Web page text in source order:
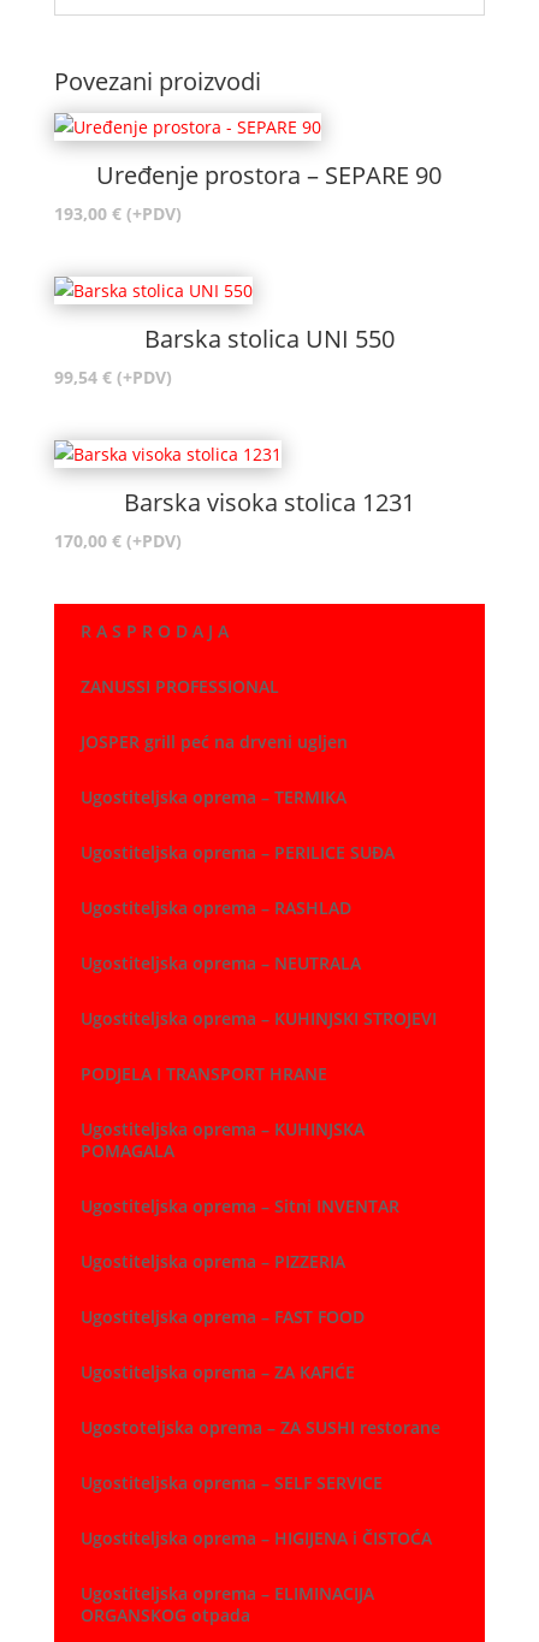
Povezani proizvodi
Uređenje prostora – SEPARE 90
193,00 € (+PDV)
Barska stolica UNI 550
99,54 € (+PDV)
Barska visoka stolica 1231
170,00 € (+PDV)
R A S P R O D A J A
ZANUSSI PROFESSIONAL
JOSPER grill peć na drveni ugljen
Ugostiteljska oprema – TERMIKA
Ugostiteljska oprema – PERILICE SUĐA
Ugostiteljska oprema – RASHLAD
Ugostiteljska oprema – NEUTRALA
Ugostiteljska oprema – KUHINJSKI STROJEVI
PODJELA I TRANSPORT HRANE
Ugostiteljska oprema – KUHINJSKA
POMAGALA
Ugostiteljska oprema – Sitni INVENTAR
Ugostiteljska oprema – PIZZERIA
Ugostiteljska oprema – FAST FOOD
Ugostiteljska oprema – ZA KAFIĆE
Ugostoteljska oprema – ZA SUSHI restorane
Ugostiteljska oprema – SELF SERVICE
Ugostiteljska oprema – HIGIJENA i ČISTOĆA
Ugostiteljska oprema – ELIMINACIJA
ORGANSKOG otpada